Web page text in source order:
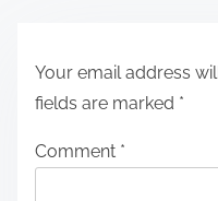
Your email address
fields are marked *
Comment *